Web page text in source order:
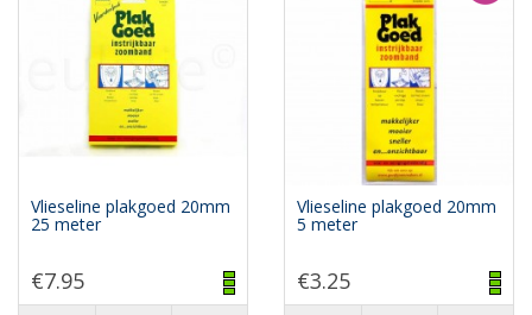
Vlieseline plakgoed 20mm
25 meter
€7.95
Vlieseline plakgoed 20mm
5 meter
€3.25